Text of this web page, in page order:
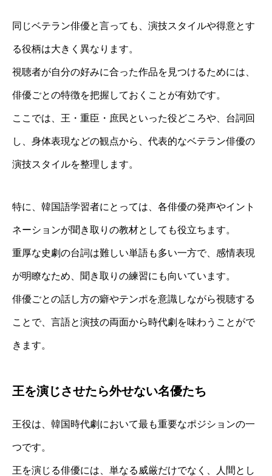
同じベテラン俳優と言っても、演技スタイルや得意とす
る役柄は大きく異なります。
視聴者が自分の好みに合った作品を見つけるためには、
俳優ごとの特徴を把握しておくことが有効です。
ここでは、王・重臣・庶民といった役どころや、台詞回
し、身体表現などの観点から、代表的なベテラン俳優の
演技スタイルを整理します。
特に、韓国語学習者にとっては、各俳優の発声やイント
ネーションが聞き取りの教材としても役立ちます。
重厚な史劇の台詞は難しい単語も多い一方で、感情表現
が明瞭なため、聞き取りの練習にも向いています。
俳優ごとの話し方の癖やテンポを意識しながら視聴する
ことで、言語と演技の両面から時代劇を味わうことがで
きます。
王を演じさせたら外せない名優たち
王役は、韓国時代劇において最も重要なポジションの一
つです。
王を演じる俳優には、単なる威厳だけでなく、人間とし